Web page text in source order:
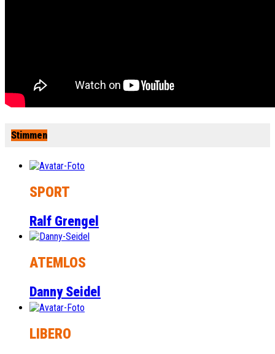
Stimmen
SPORT
Ralf Grengel
ATEMLOS
Danny Seidel
LIBERO